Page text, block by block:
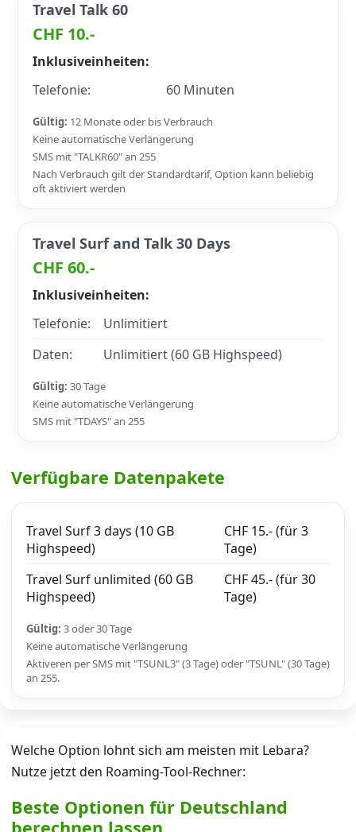
Travel Talk 60
CHF 10.-
Inklusiveinheiten:
Telefonie:
60 Minuten
Gültig: 12 Monate oder bis Verbrauch
Keine automatische Verlängerung
SMS mit "TALKR60" an 255
Nach Verbrauch gilt der Standardtarif, Option kann beliebig
oft aktiviert werden
Travel Surf and Talk 30 Days
CHF 60.-
Inklusiveinheiten:
Telefonie:
Unlimitiert
Daten:
Unlimitiert (60 GB Highspeed)
Gültig: 30 Tage
Keine automatische Verlängerung
SMS mit "TDAYS" an 255
Verfügbare Datenpakete
Travel Surf 3 days (10 GB
Highspeed)
CHF 15.- (für 3
Tage)
Travel Surf unlimited (60 GB
Highspeed)
CHF 45.- (für 30
Tage)
Gültig: 3 oder 30 Tage
Keine automatische Verlängerung
Aktiveren per SMS mit "TSUNL3" (3 Tage) oder "TSUNL" (30 Tage)
an 255.
Welche Option lohnt sich am meisten mit Lebara?
Nutze jetzt den Roaming-Tool-Rechner:
Beste Optionen für Deutschland